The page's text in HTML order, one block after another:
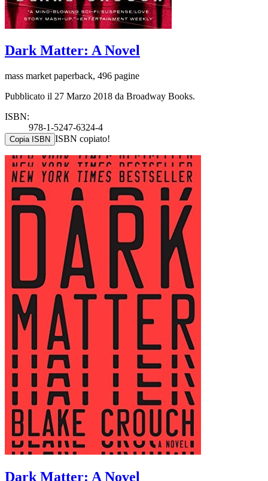
Dark Matter: A Novel
mass market paperback, 496 pagine
Pubblicato il 27 Marzo 2018 da Broadway Books.
ISBN:
978-1-5247-6324-4
Copia ISBN ISBN copiato!
Dark Matter: A Novel